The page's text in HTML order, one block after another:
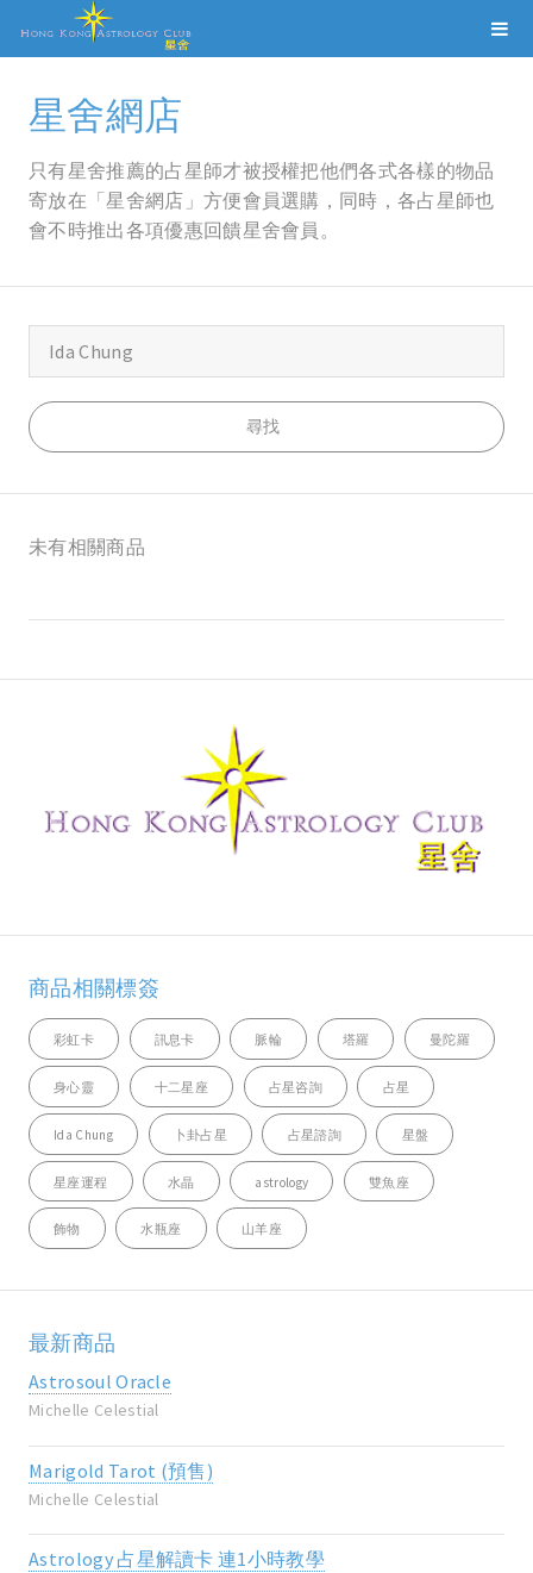
星舍網店
只有星舍推薦的占星師才被授權把他們各式各樣的物品
寄放在「星舍網店」方便會員選購，同時，各占星師也
會不時推出各項優惠回饋星舍會員。
未有相關商品
商品相關標簽
彩虹卡 訊息卡 脈輪 塔羅 曼陀羅
身心靈 十二星座 占星咨詢 占星
Ida Chung 卜卦占星 占星諮詢 星盤
星座運程 水晶 astrology 雙魚座
飾物 水瓶座 山羊座
最新商品
Astrosoul Oracle
Michelle Celestial
Marigold Tarot (預售)
Michelle Celestial
Astrology 占星解讀卡 連1小時教學